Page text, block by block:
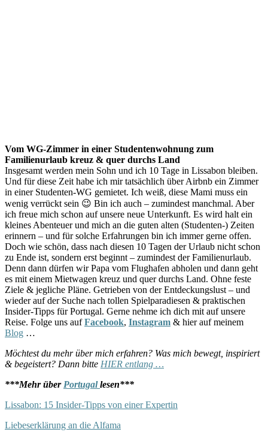
Vom WG-Zimmer in einer Studentenwohnung zum
Familienurlaub kreuz & quer durchs Land
Insgesamt werden mein Sohn und ich 10 Tage in Lissabon bleiben.
Und für diese Zeit habe ich mir tatsächlich über Airbnb ein Zimmer
in einer Studenten-WG gemietet. Ich weiß, diese Mami muss ein
wenig verrückt sein 😉 Bin ich auch – zumindest manchmal. Aber
ich freue mich schon auf unsere neue Unterkunft. Es wird halt ein
kleines Abenteuer und mich an die guten alten (Studenten-) Zeiten
erinnern – und für solche Erfahrungen bin ich immer gerne offen.
Doch wie schön, dass nach diesen 10 Tagen der Urlaub nicht schon
zu Ende ist, sondern erst beginnt – zumindest der Familienurlaub.
Denn dann dürfen wir Papa vom Flughafen abholen und dann geht
es mit einem Mietwagen kreuz und quer durchs Land. Ohne feste
Ziele & jegliche Pläne. Getrieben von der Entdeckungslust – und
wieder auf der Suche nach tollen Spielparadiesen & praktischen
Insider-Tipps für Portugal. Gerne nehme ich dich mit auf unsere
Reise. Folge uns aufFacebook, Instagram & hier auf meinem
Blog …
Möchtest du mehr über mich erfahren? Was mich bewegt, inspiriert
& begeistert? Dann bitte HIER entlang …
***Mehr über Portugallesen***
Lissabon: 15 Insider-Tipps von einer Expertin
Liebeserklärung an die Alfama